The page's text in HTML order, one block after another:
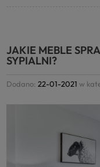
JAKIE MEBLE
SYPIALNI?
Dodano:22-01-2021 w